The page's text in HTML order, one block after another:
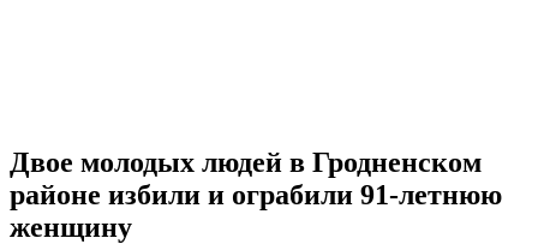
Двое молодых людей в Гродненском
районе избили и ограбили 91-летнюю
женщину